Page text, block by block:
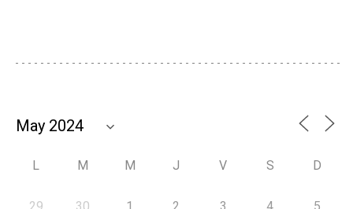
L M M J V S D